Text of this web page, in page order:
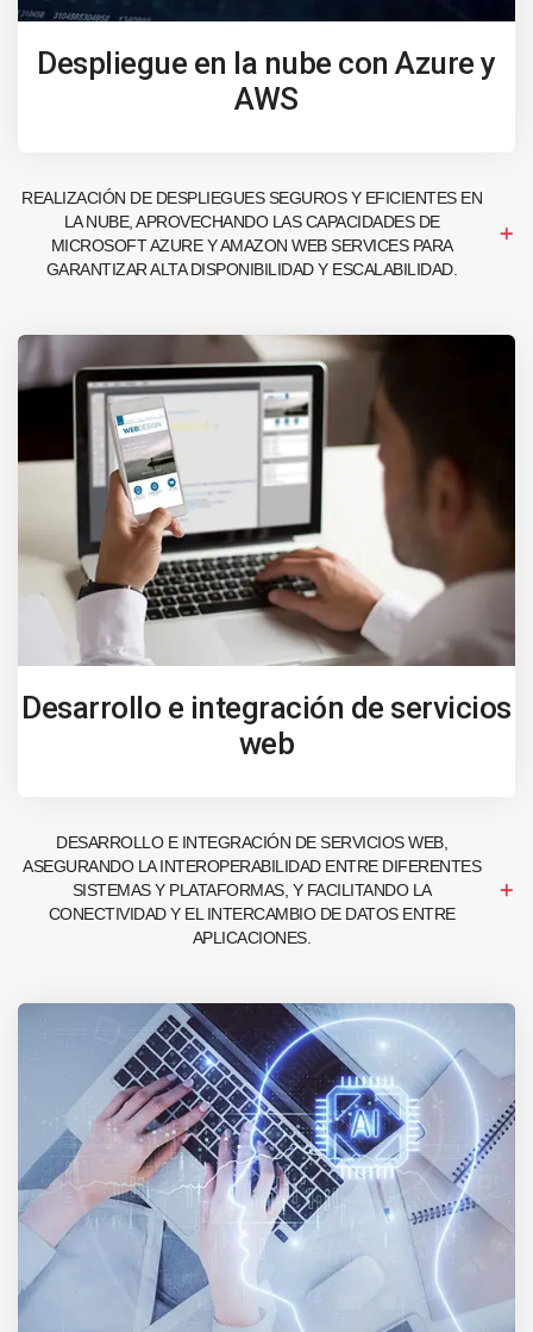
Despliegue en la nube con Azure y
AWS
REALIZACIÓN DE DESPLIEGUES SEGUROS Y EFICIENTES EN
LA NUBE, APROVECHANDO LAS CAPACIDADES DE
MICROSOFT AZURE Y AMAZON WEB SERVICES PARA
GARANTIZAR ALTA DISPONIBILIDAD Y ESCALABILIDAD.
Desarrollo e integración de servicios
web
DESARROLLO E INTEGRACIÓN DE SERVICIOS WEB,
ASEGURANDO LA INTEROPERABILIDAD ENTRE DIFERENTES
SISTEMAS Y PLATAFORMAS, Y FACILITANDO LA
CONECTIVIDAD Y EL INTERCAMBIO DE DATOS ENTRE
APLICACIONES.